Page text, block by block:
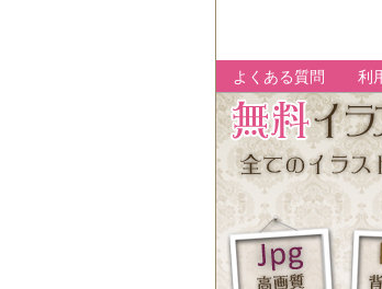
よくある質問 利